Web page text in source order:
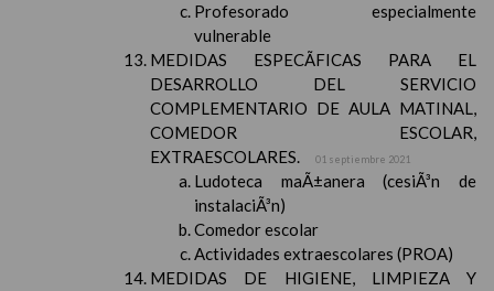
Profesorado especialmente
vulnerable
MEDIDAS ESPECÃFICAS PARA EL
DESARROLLO DEL SERVICIO
COMPLEMENTARIO DE AULA MATINAL,
COMEDOR ESCOLAR,
EXTRAESCOLARES.
01 septiembre 2021
Ludoteca maÃ±anera (cesiÃ³n de
instalaciÃ³n)
Comedor escolar
Actividades extraescolares (PROA)
MEDIDAS DE HIGIENE, LIMPIEZA Y